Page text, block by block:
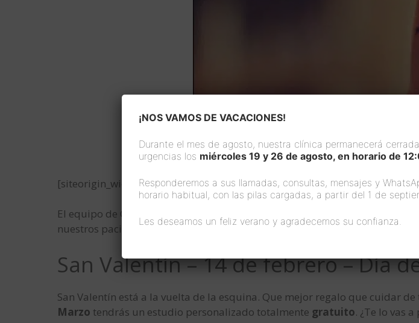
[siteorigin_widget class=»SiteOrigin_Widget_Image_Widget»][/
El equipo de Clínica Padrós Paral·lel somos un equipo enamorado. De
nuestros pacientes. Por eso nos encanta el mes de Febrero.
San Valentín – 14 de febrero – Día
San Valentín está a la vuelta de la esquina. Que mejor regalo que cuidar
Marzo tendrás un estudio personalizado totalmente gratuito. ¿Te lo vas a
¡NOS VAMOS DE VACACIONES!
Durante el mes de agosto, nuestra clínica permanecerá
urgencias los miércoles 19 y 26 de agosto, en horario de
Responderemos a sus llamadas, consultas, mensajes y
horario habitual, con las pilas cargadas, a partir del 1 de
Les deseamos un feliz verano y agradecemos su confianza.